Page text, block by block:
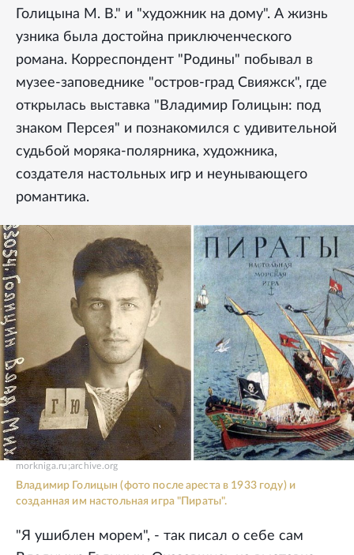
Голицына М. В." и "художник на дому". А жизнь
узника была достойна приключенческого
романа. Корреспондент "Родины" побывал в
музее-заповеднике "остров-град Свияжск", где
открылась выставка "Владимир Голицын: под
знаком Персея" и познакомился с удивительной
судьбой моряка-полярника, художника,
создателя настольных игр и неунывающего
романтика.
morkniga.ru;archive.org
Владимир Голицын (фото после ареста в 1933 году) и
созданная им настольная игра "Пираты".
"Я ушиблен морем", - так писал о себе сам